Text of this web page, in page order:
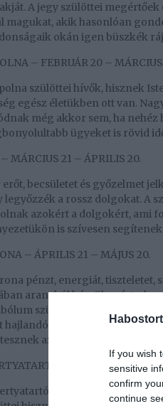
If you wish
sensitive
confirm
continue
A jegy szülöttei
magukat, akik hasonlóan
okán igen büszkék
– FEBRUÁR 20 –
szülöttei hívők, hisznek
egész életükben ott van.
még akkor sem, ha
ügyeket is rövid
MÁRCIUS 21 – ÁPRILIS 20.
erőt, becsületet és győzelmet
legyőzzék a rossz dolgokat. A
azokért a dolgokért, ami
is szívesen
– ÁPRILIS 21 – MÁJUS 20.
pénzt, energiát, tiszteletet,
aranyból készül, ezért a
szülöttei nem félnek a
hajlandóak sokat dolgozni.
azért, hogy
– MÁJUS 21 –
olyan jegy, ami